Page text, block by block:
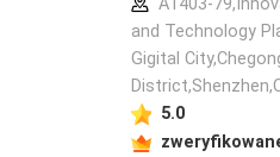
and Technology
Gigital
5.0